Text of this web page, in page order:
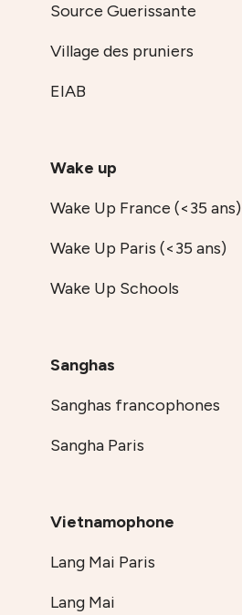
Source Guerissante
Village des pruniers
EIAB
Wake up
Wake Up France (<35 ans)
Wake Up Paris (<35 ans)
Wake Up Schools
Sanghas
Sanghas francophones
Sangha Paris
Vietnamophone
Lang Mai Paris
Lang Mai